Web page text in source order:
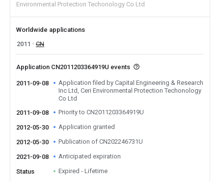
Environmental Protection Techonology Co Ltd
Worldwide applications
2011
CN
Application CN2011203364919U events
2011-09-08
Application filed by Capital Engineering & Research
Inc Ltd, Ceri Environmental Protection Techonology
Co Ltd
2011-09-08
Priority to CN2011203364919U
2012-05-30 Application granted
2012-05-30 Publication of CN202246731U
2021-09-08 Anticipated expiration
Status Expired - Lifetime